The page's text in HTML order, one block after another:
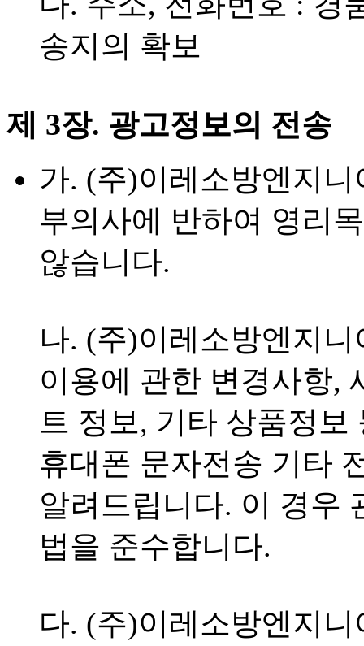
송지의 확보
제 3장. 광고정보의 전송
가. (주)이레소방엔지
부의사에 반하여 영리
않습니다.
나. (주)이레소방엔지
이용에 관한 변경사항,
트 정보, 기타 상품정보
휴대폰 문자전송 기타
알려드립니다. 이 경우
법을 준수합니다.
다. (주)이레소방엔지